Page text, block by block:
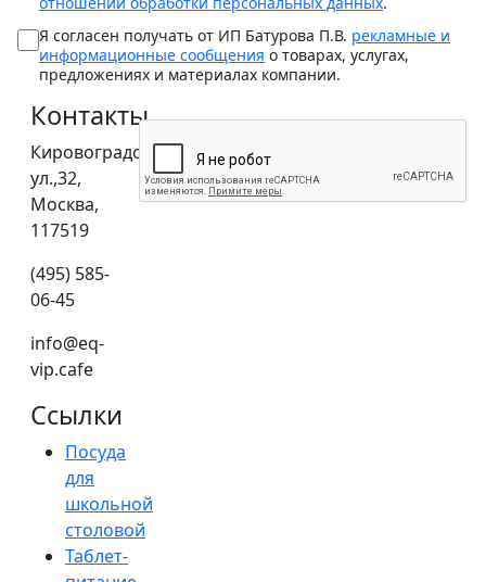
Я согласен получать от ИП Батурова П.В. рекламные и
информационные сообщения о товарах, услугах,
предложениях и материалах компании.
Контакты
Кировоградская
ул.,32,
Москва,
117519
(495) 585-
06-45
info@eq-
vip.cafe
Ссылки
Посуда
для
школьной
столовой
Таблет-